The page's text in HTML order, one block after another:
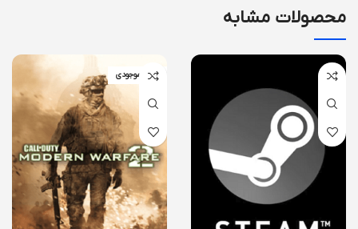
محصولات مشابه
اتمام موجودی